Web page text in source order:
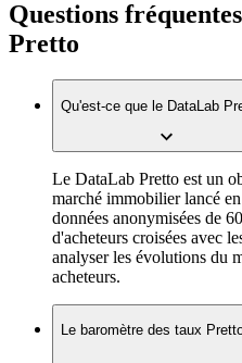
Questions
Pretto
Qu'est-ce que le DataLab
Le DataLab Pretto est un
marché immobilier lancé
données anonymisées de
d'acheteurs croisées avec
analyser les évolutions du
acheteurs.
Le baromètre des taux